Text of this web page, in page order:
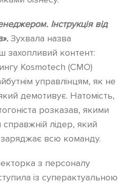
Інструкція від
Зухвала назва
захопливий контент:
Kosmotech (CMO)
управлінцям, як не
демотивує. Натомість,
розказав, якими
лідер, який
заряджає всю команду.
з персоналу
із суперактуальною